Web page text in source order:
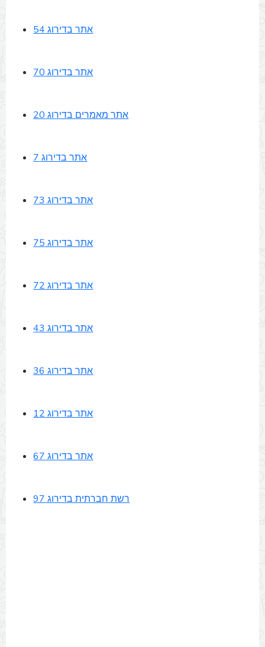
אתר בדירוג 54
אתר בדירוג 70
אתר מאמרים בדירוג 20
אתר בדירוג 7
אתר בדירוג 73
אתר בדירוג 75
אתר בדירוג 72
אתר בדירוג 43
אתר בדירוג 36
אתר בדירוג 12
אתר בדירוג 67
רשת חברתית בדירוג 97